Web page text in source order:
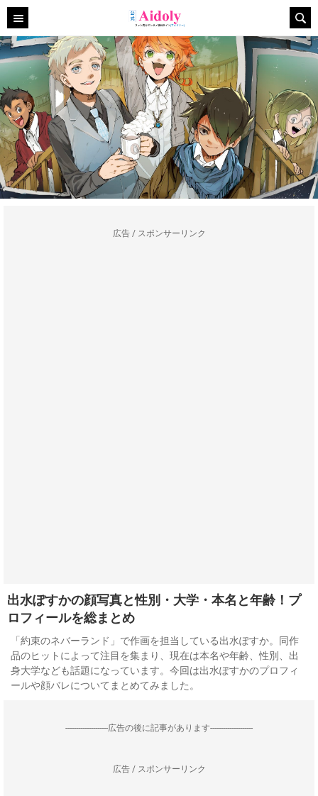
広告 / スポンサーリンク
出水ぽすかの顔写真と性別・大学・本名と年齢！プ
ロフィールを総まとめ
「約束のネバーランド」で作画を担当している出水ぽすか。同作
品のヒットによって注目を集まり、現在は本名や年齢、性別、出
身大学なども話題になっています。今回は出水ぽすかのプロフィ
ールや顔バレについてまとめてみました。
--------------------広告の後に記事があります--------------------
広告 / スポンサーリンク